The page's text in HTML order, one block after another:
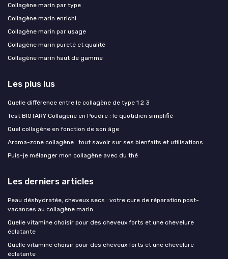
Collagène marin par type
Collagène marin enrichi
Collagène marin par usage
Collagène marin pureté et qualité
Collagène marin haut de gamme
Les plus lus
Quelle différence entre le collagène de type 1 2 3
Test BIOTARY Collagène en Poudre : le quotidien simplifié
Quel collagène en fonction de son âge
Aroma-zone collagène : tout savoir sur ses bienfaits et utilisations
Puis-je mélanger mon collagène avec du thé
Les derniers articles
Peau déshydratée, cheveux secs : votre cure de réparation post-
vacances au collagène marin
Quelle vitamine choisir pour des cheveux forts et une chevelure
éclatante
Quelle vitamine choisir pour des cheveux forts et une chevelure
éclatante